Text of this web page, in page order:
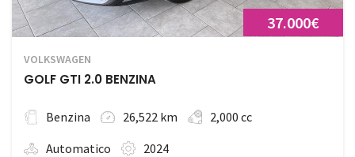
37.000€
VOLKSWAGEN
GOLF GTI 2.0 BENZINA
Benzina 26,522 km
2,000 cc
Automatico
2024